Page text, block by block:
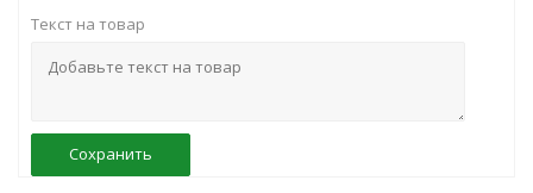
Текст на товар
Сохранить